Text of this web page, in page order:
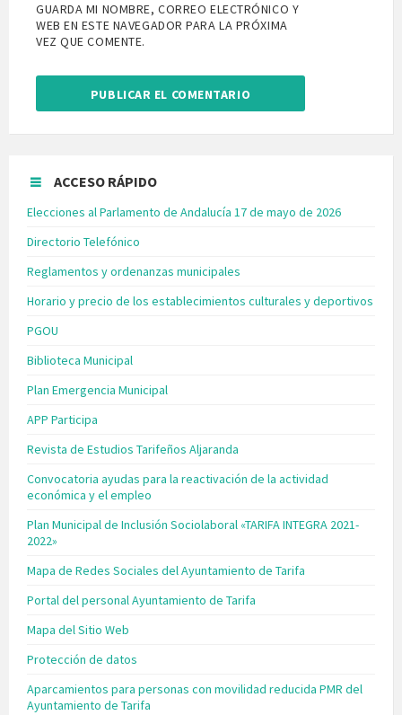
GUARDA MI NOMBRE, CORREO ELECTRÓNICO Y
WEB EN ESTE NAVEGADOR PARA LA PRÓXIMA
VEZ QUE COMENTE.
ACCESO RÁPIDO
Elecciones al Parlamento de Andalucía 17 de mayo de 2026
Directorio Telefónico
Reglamentos y ordenanzas municipales
Horario y precio de los establecimientos culturales y deportivos
PGOU
Biblioteca Municipal
Plan Emergencia Municipal
APP Participa
Revista de Estudios Tarifeños Aljaranda
Convocatoria ayudas para la reactivación de la actividad
económica y el empleo
Plan Municipal de Inclusión Sociolaboral «TARIFA INTEGRA 2021-
2022»
Mapa de Redes Sociales del Ayuntamiento de Tarifa
Portal del personal Ayuntamiento de Tarifa
Mapa del Sitio Web
Protección de datos
Aparcamientos para personas con movilidad reducida PMR del
Ayuntamiento de Tarifa